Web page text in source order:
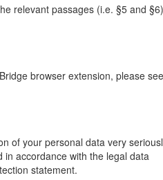
relevant passages (i.e. §5 and
browser extension, please
of your personal data very
accordance with the legal data
statement.